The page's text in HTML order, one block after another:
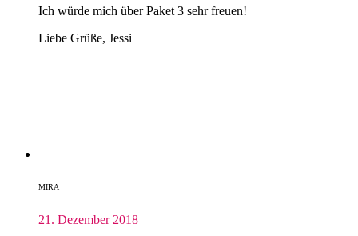
Ich würde mich über Paket 3 sehr freuen!
Liebe Grüße, Jessi
MIRA
21. Dezember 2018